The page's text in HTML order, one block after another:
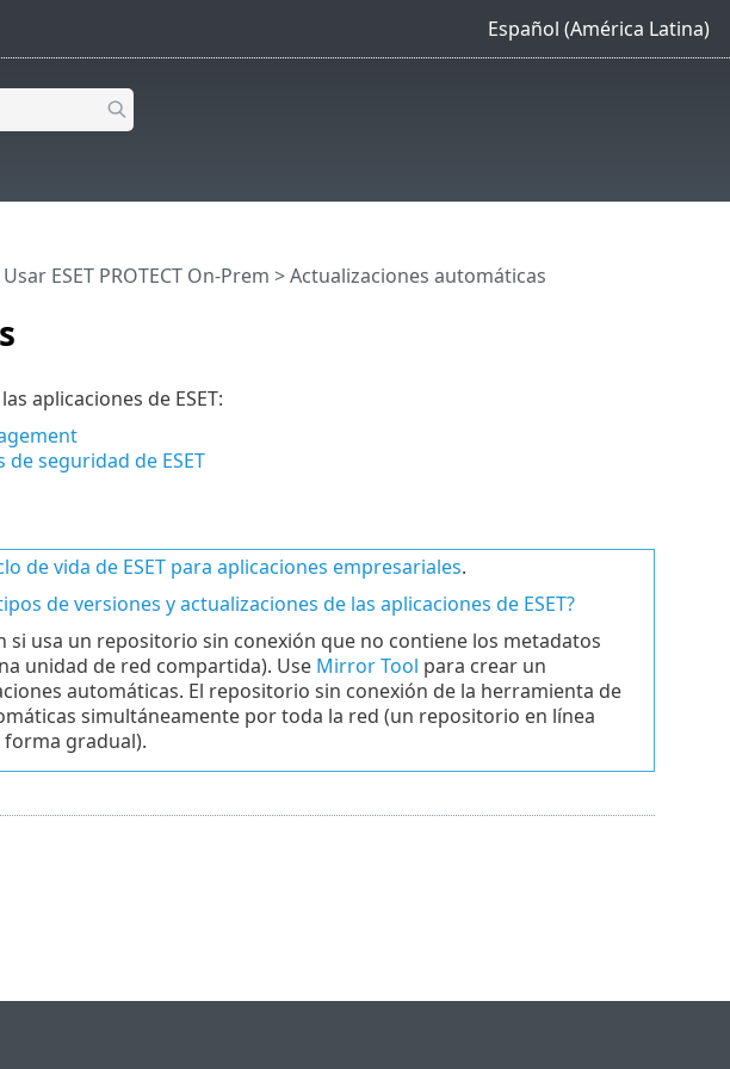
Español (América Latina)
Usar ESET PROTECT On-Prem > Actualizaciones automáticas
aplicaciones de ESET:
seguridad de ESET
de vida de ESET para aplicaciones empresariales.
de versiones y actualizaciones de las aplicaciones de ESET?
si usa un repositorio sin conexión que no contiene los metadatos
unidad de red compartida). Use Mirror Tool para crear un
automáticas. El repositorio sin conexión de la herramienta de
simultáneamente por toda la red (un repositorio en línea
gradual).